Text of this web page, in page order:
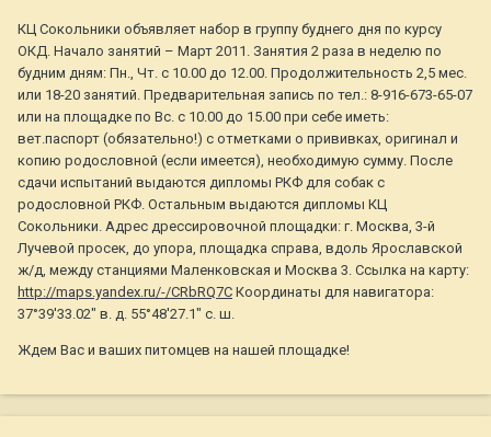
КЦ Сокольники объявляет набор в группу буднего дня по курсу
ОКД. Начало занятий – Март 2011. Занятия 2 раза в неделю по
будним дням: Пн., Чт. с 10.00 до 12.00. Продолжительность 2,5 мес.
или 18-20 занятий. Предварительная запись по тел.: 8-916-673-65-07
или на площадке по Вс. с 10.00 до 15.00 при себе иметь:
вет.паспорт (обязательно!) с отметками о прививках, оригинал и
копию родословной (если имеется), необходимую сумму. После
сдачи испытаний выдаются дипломы РКФ для собак с
родословной РКФ. Остальным выдаются дипломы КЦ
Сокольники. Адрес дрессировочной площадки: г. Москва, 3-й
Лучевой просек, до упора, площадка справа, вдоль Ярославской
ж/д, между станциями Маленковская и Москва 3. Ссылка на карту:
http://maps.yandex.ru/-/CRbRQ7C Координаты для навигатора:
37°39′33.02″ в. д. 55°48′27.1″ с. ш.
Ждем Вас и ваших питомцев на нашей площадке!